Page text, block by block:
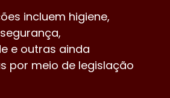
incluem higiene,
e outras ainda
por meio de legislação